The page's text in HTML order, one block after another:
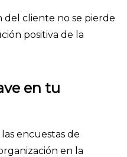
del cliente no se pierde
positiva de la
en tu
encuestas de
en la